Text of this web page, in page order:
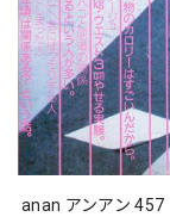
anan アンアン 457